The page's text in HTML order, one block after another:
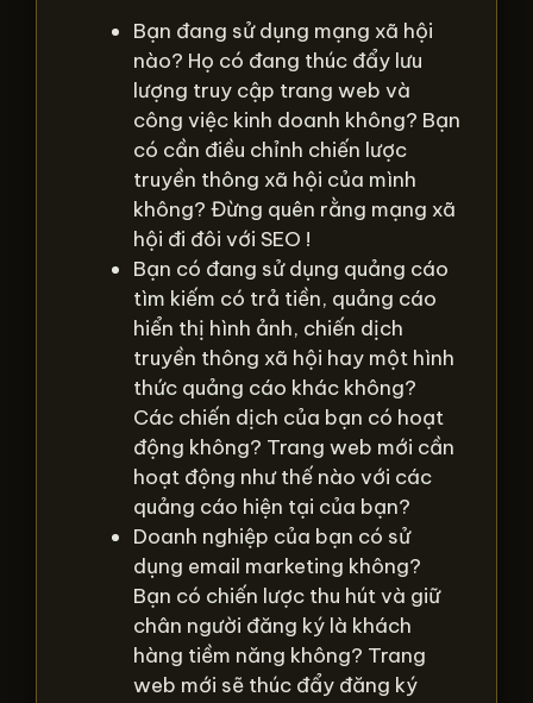
Bạn đang sử dụng mạng xã hội
nào? Họ có đang thúc đẩy lưu
lượng truy cập trang web và
công việc kinh doanh không? Bạn
có cần điều chỉnh chiến lược
truyền thông xã hội của mình
không? Đừng quên rằng mạng xã
hội đi đôi với SEO !
Bạn có đang sử dụng quảng cáo
tìm kiếm có trả tiền, quảng cáo
hiển thị hình ảnh, chiến dịch
truyền thông xã hội hay một hình
thức quảng cáo khác không?
Các chiến dịch của bạn có hoạt
động không? Trang web mới cần
hoạt động như thế nào với các
quảng cáo hiện tại của bạn?
Doanh nghiệp của bạn có sử
dụng email marketing không?
Bạn có chiến lược thu hút và giữ
chân người đăng ký là khách
hàng tiềm năng không? Trang
web mới sẽ thúc đẩy đăng ký